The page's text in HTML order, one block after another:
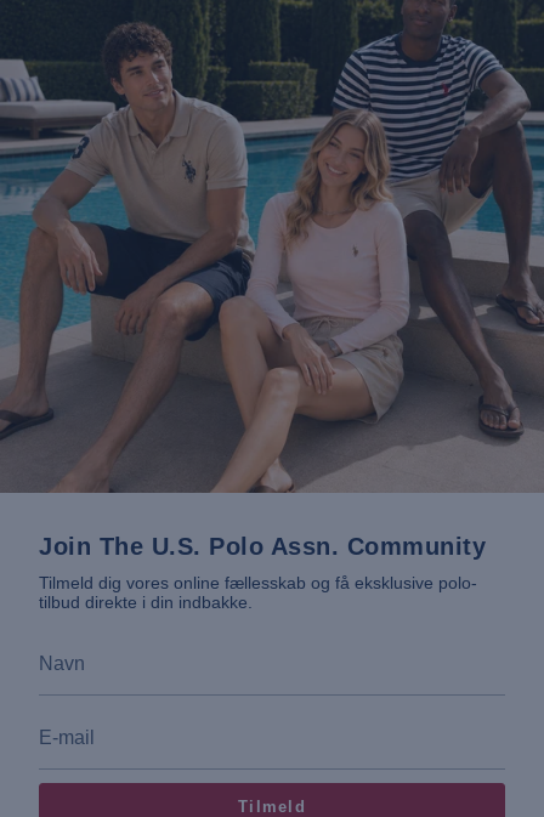
Join The U.S. Polo Assn. Community
Tilmeld dig vores online fællesskab og få eksklusive polo-
tilbud direkte i din indbakke.
Tilmeld